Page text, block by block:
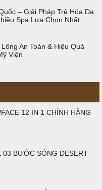
– Giải Pháp Trẻ Hóa Da
Spa Lựa Chọn Nhất
An Toàn & Hiệu Quả
Viện
12 IN 1 CHÍNH HÃNG
03 BƯỚC SÓNG DESERT